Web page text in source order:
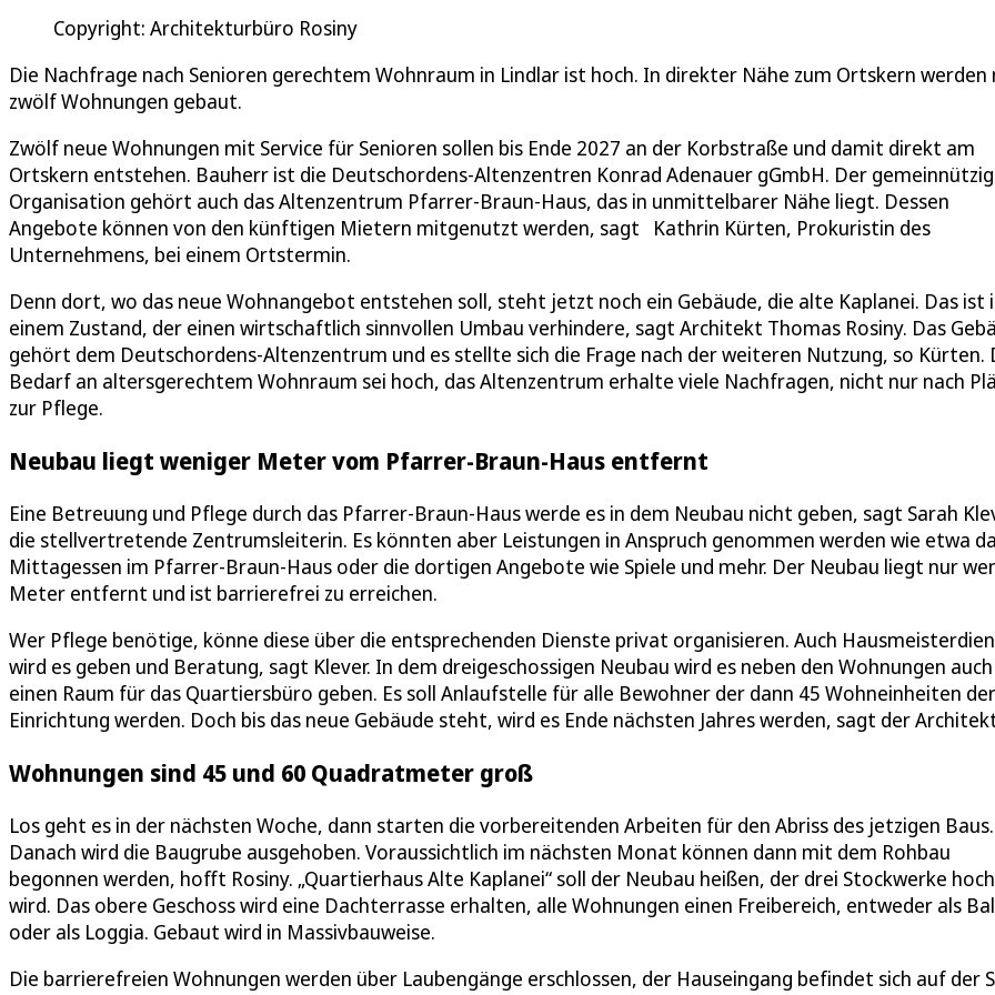
Copyright: Architekturbüro Rosiny
Die Nachfrage nach Senioren gerechtem Wohnraum in Lindlar ist hoch. In direkter Nähe zum Ortskern werden
zwölf Wohnungen gebaut.
Zwölf neue Wohnungen mit Service für Senioren sollen bis Ende 2027 an der Korbstraße und damit direkt am
Ortskern entstehen. Bauherr ist die Deutschordens-Altenzentren Konrad Adenauer gGmbH. Der
Organisation gehört auch das Altenzentrum Pfarrer-Braun-Haus, das in unmittelbarer Nähe liegt. Dessen
Angebote können von den künftigen Mietern mitgenutzt werden, sagt Kathrin Kürten, Prokuristin des
Unternehmens, bei einem Ortstermin.
Denn dort, wo das neue Wohnangebot entstehen soll, steht jetzt noch ein Gebäude, die alte Kaplanei. Das ist
einem Zustand, der einen wirtschaftlich sinnvollen Umbau verhindere, sagt Architekt Thomas Rosiny. Das
gehört dem Deutschordens-Altenzentrum und es stellte sich die Frage nach der weiteren Nutzung, so Kürten.
Bedarf an altersgerechtem Wohnraum sei hoch, das Altenzentrum erhalte viele Nachfragen, nicht nur nach
zur Pflege.
Neubau liegt weniger Meter vom Pfarrer-Braun-Haus entfernt
Eine Betreuung und Pflege durch das Pfarrer-Braun-Haus werde es in dem Neubau nicht geben, sagt Sarah
die stellvertretende Zentrumsleiterin. Es könnten aber Leistungen in Anspruch genommen werden wie etwa
Mittagessen im Pfarrer-Braun-Haus oder die dortigen Angebote wie Spiele und mehr. Der Neubau liegt nur
Meter entfernt und ist barrierefrei zu erreichen.
Wer Pflege benötige, könne diese über die entsprechenden Dienste privat organisieren. Auch
wird es geben und Beratung, sagt Klever. In dem dreigeschossigen Neubau wird es neben den Wohnungen auch
einen Raum für das Quartiersbüro geben. Es soll Anlaufstelle für alle Bewohner der dann 45 Wohneinheiten der
Einrichtung werden. Doch bis das neue Gebäude steht, wird es Ende nächsten Jahres werden, sagt der
Wohnungen sind 45 und 60 Quadratmeter groß
Los geht es in der nächsten Woche, dann starten die vorbereitenden Arbeiten für den Abriss des jetzigen Baus.
Danach wird die Baugrube ausgehoben. Voraussichtlich im nächsten Monat können dann mit dem Rohbau
begonnen werden, hofft Rosiny. „Quartierhaus Alte Kaplanei“ soll der Neubau heißen, der drei Stockwerke hoch
wird. Das obere Geschoss wird eine Dachterrasse erhalten, alle Wohnungen einen Freibereich, entweder als
oder als Loggia. Gebaut wird in Massivbauweise.
Die barrierefreien Wohnungen werden über Laubengänge erschlossen, der Hauseingang befindet sich auf der